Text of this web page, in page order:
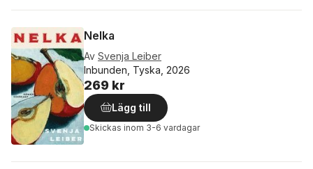
Nelka
Av Svenja Leiber
Inbunden, Tyska, 2026
269 kr
Lägg till
Skickas inom 3-6 vardagar